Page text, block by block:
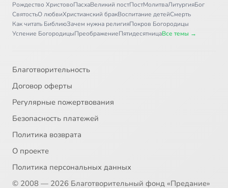
Рождество ХристовоПасхаВеликий постПостМолитваЛитургияБог
СвятостьО любвиХристианский бракВоспитание детейСмерть
Как читать БиблиюЗачем нужна религияПокров Богородицы
Успение БогородицыПреображениеПятидесятницаВсе темы →
Благотворительность
Договор оферты
Регулярные пожертвования
Безопасность платежей
Политика возврата
О проекте
Политика персональных данных
© 2008 — 2026 Благотворительный фонд «Предание»